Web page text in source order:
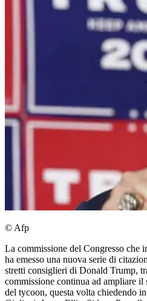
© Afp
La commissione del Congresso che
ha emesso una nuova serie di
stretti consiglieri di Donald Trump,
commissione continua ad ampliare
del tycoon, questa volta chiedendo